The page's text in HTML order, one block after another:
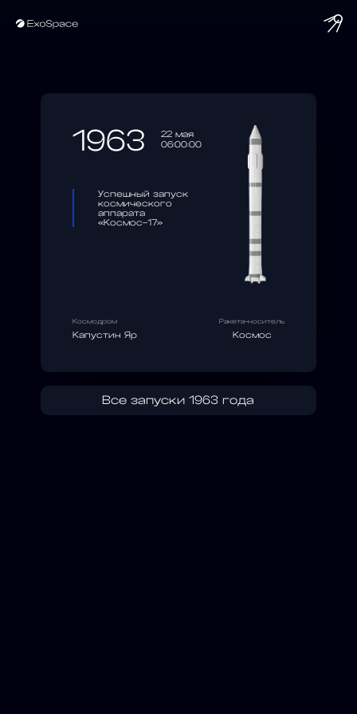
1963
22 мая
06:00:00
Успешный запуск
космического
аппарата
«Космос-17»
Космодром
Капустин Яр
Ракета-носитель
Космос
Все запуски 1963 года